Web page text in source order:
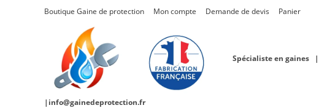
Boutique Gaine de protection Mon compte Demande de devis Panier
Spécialiste en gaines
|info@gainedeprotection.fr